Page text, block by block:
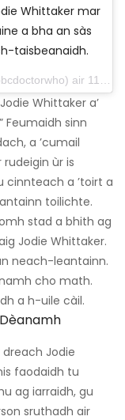
Whittaker mar
a bha an sàs
taisbeanaidh.
air 11 Ògmhios, 2019 aig 12: 00f PDT
Jodie Whittaker a’
Feumaidh sinn
a ’cumail
rudeigin ùr is
cinnteach a ’toirt a
toilichte.
stad a bhith ag
Jodie Whittaker.
neach-leantainn.
cho math.
a h-uile càil.
Jodie
faodaidh tu
ag iarraidh, gu
sruthadh air